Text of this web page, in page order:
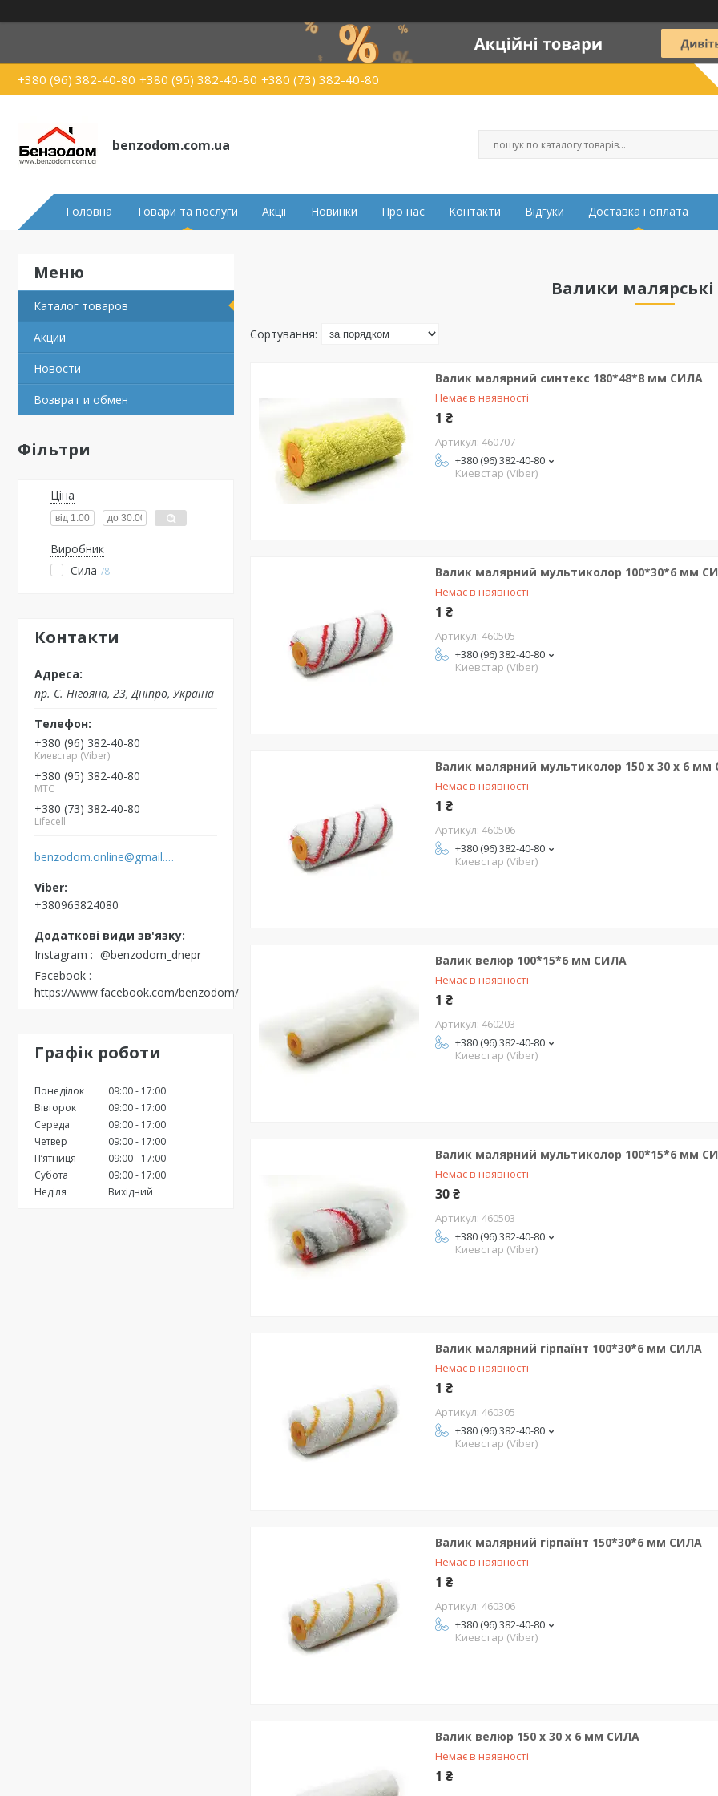
+380 (96) 382-40-80 +380 (95) 382-40-80 +380 (73) 382-40-80
benzodom.com.ua
Головна Товари та послуги Акції Новинки Про нас Контакти Відгуки Доставка і оплата
Каталог товаров
Акции
Новости
Возврат и обмен
Фільтри
Ціна
Виробник
Сила
8
Контакти
пр. С. Нігояна, 23, Дніпро, Україна
+380 (96) 382-40-80
Киевстар (Viber)
+380 (95) 382-40-80
MTC
+380 (73) 382-40-80
Lifecell
benzodom.online@gmail.com
+380963824080
Instagram
@benzodom_dnepr
Facebook
https://www.facebook.com/benzodom/
Графік роботи
Понеділок 09:00
17:00
Вівторок
09:00
17:00
Середа
09:00
17:00
Четвер
09:00
17:00
Пʼятниця
09:00
17:00
Субота
09:00
17:00
Неділя
Вихідний
Валики
Валик малярний синтекс 180*48*8 мм СИЛА
Немає в наявності
1 ₴
460707
+380 (96) 382-40-80
Киевстар (Viber)
Валик малярний мультиколор 100*30*6 мм
Немає в наявності
1 ₴
460505
+380 (96) 382-40-80
Киевстар (Viber)
Валик малярний мультиколор 150 х 30 х 6 мм
Немає в наявності
1 ₴
460506
+380 (96) 382-40-80
Киевстар (Viber)
Валик велюр 100*15*6 мм СИЛА
Немає в наявності
1 ₴
460203
+380 (96) 382-40-80
Киевстар (Viber)
Валик малярний мультиколор 100*15*6 мм
Немає в наявності
30 ₴
460503
+380 (96) 382-40-80
Киевстар (Viber)
Валик малярний гірпаїнт 100*30*6 мм СИЛА
Немає в наявності
1 ₴
460305
+380 (96) 382-40-80
Киевстар (Viber)
Валик малярний гірпаїнт 150*30*6 мм СИЛА
Немає в наявності
1 ₴
460306
+380 (96) 382-40-80
Киевстар (Viber)
Валик велюр 150 х 30 х 6 мм СИЛА
Немає в наявності
1 ₴